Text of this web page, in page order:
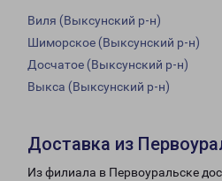
Виля (Выксунский р-н)
Шиморское (Выксунский р-н)
Досчатое (Выксунский р-н)
Выкса (Выксунский р-н)
Доставка из
Из филиала в Первоуральске